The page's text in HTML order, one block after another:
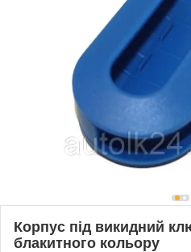
Корпус під викидний
блакитного кольору